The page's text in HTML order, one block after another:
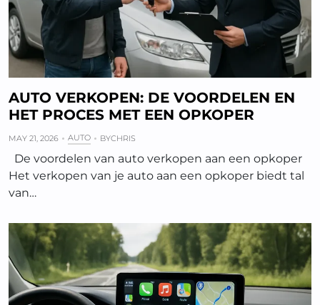
AUTO VERKOPEN: DE VOORDELEN EN
HET PROCES MET EEN OPKOPER
MAY 21, 2026 AUTO BYCHRIS
De voordelen van auto verkopen aan een opkoper
Het verkopen van je auto aan een opkoper biedt tal
van…